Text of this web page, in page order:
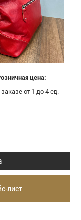
цена:
от 1 до 4 ед.
лист